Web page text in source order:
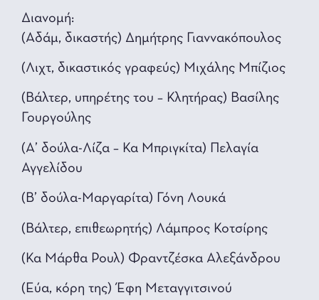
Διανομή:
(Αδάμ, δικαστής) Δημήτρης Γιαννακόπουλος
(Λιχτ, δικαστικός γραφεύς) Μιχάλης Μπίζιος
(Βάλτερ, υπηρέτης του – Κλητήρας) Βασίλης
Γουργούλης
(Α’ δούλα-Λίζα – Κα Μπριγκίτα) Πελαγία
Αγγελίδου
(Β’ δούλα-Μαργαρίτα) Γόνη Λουκά
(Βάλτερ, επιθεωρητής) Λάμπρος Κοτσίρης
(Κα Μάρθα Ρουλ) Φραντζέσκα Αλεξάνδρου
(Εύα, κόρη της) Έφη Μεταγγιτσινού